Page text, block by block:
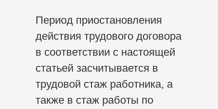
Период приостановления
действия трудового договора
в соответствии с настоящей
статьей засчитывается в
трудовой стаж работника, а
также в стаж работы по